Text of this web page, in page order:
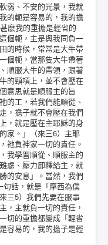
、不安的光景，我就
的軛是容易的，我的擔
麽我的重擔是輕省的
個軛，主是與我同負一
的時候，常常是大牛帶
個軛，當那隻大牛帶著
順服大牛的帶領，跟著
的頸項上，並不會壓在
意思就是順服主的旨
的工，若我們能順從、
，擔子就不會壓在我們
，就是壓在主耶穌的身
家。」（來三6）主耶
祂負神家一切的責任。
我學習順從、順服主的
處、壓力卸釋給主，就
的安息」。當然，我們
句話，就是「摩西為僕
三5）我們先要在服事
，主就負一切的責任，
切的重擔都變成「輕省
容易的，我的擔子是輕